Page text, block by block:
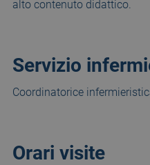
alto contenuto didattico.
Servizio
Coordinatorice
Orari visite